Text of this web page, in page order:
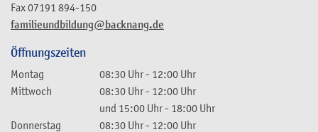
familieundbildung@backnang.de
Fax07191 894-150
Öffnungszeiten
Montag 08:30 Uhr- 12:00 Uhr
Mittwoch
08:30 Uhr- 12:00 Uhr
und 15:00 Uhr- 18:00 Uhr
Donnerstag
08:30 Uhr- 12:00 Uhr